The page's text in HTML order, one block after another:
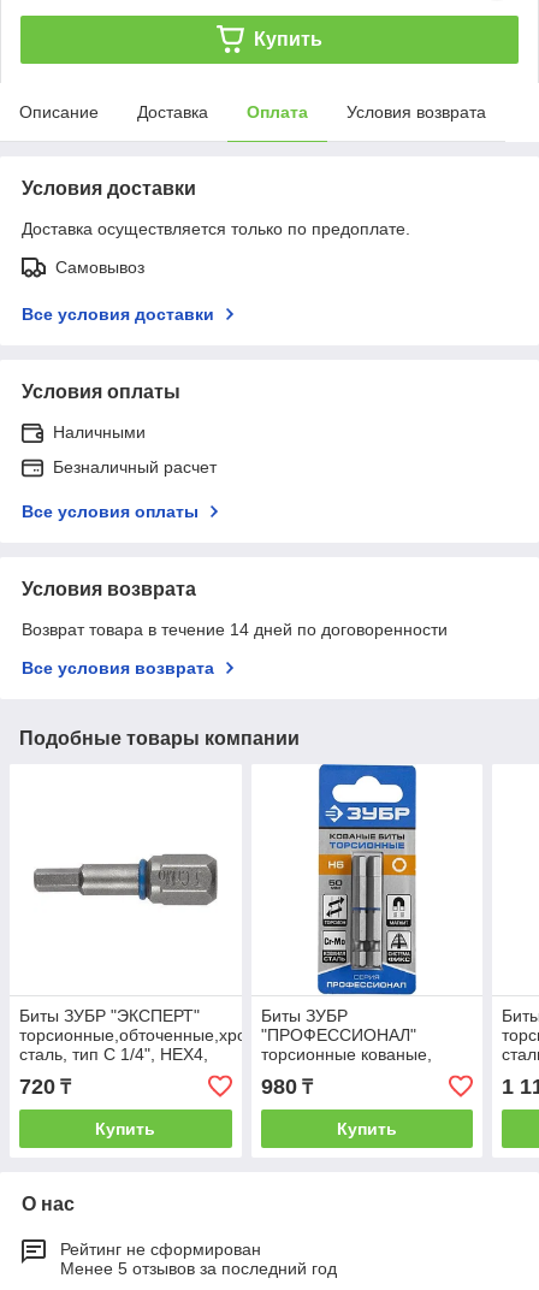
Купить
Описание Доставка Оплата Условия возврата
Условия доставки
Доставка осуществляется только по предоплате.
Самовывоз
Все условия доставки
Условия оплаты
Наличными
Безналичный расчет
Все условия оплаты
Условия возврата
Возврат товара в течение 14 дней по договоренности
Все условия возврата
Подобные товары компании
Биты ЗУБР "ЭКСПЕРТ"
торсионные,обточенные,хромомолибденовая
сталь, тип C 1/4", HEX4,
25мм, 2шт
720 ₸
Купить
Биты ЗУБР
"ПРОФЕССИОНАЛ"
торсионные кованые,
обточенные,
хромомолибденовая
сталь, HEX3, 2шт. ***
980₸
Купить
1
О нас
Рейтинг не сформирован
Менее 5 отзывов за последний год